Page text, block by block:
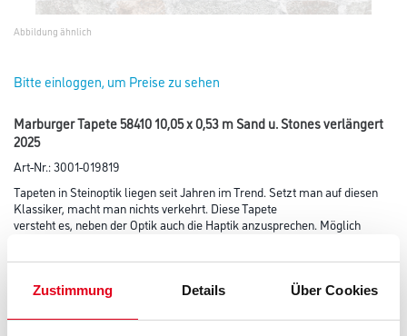
Zustimmung Details Über Cookies
Abbildung ähnlich
Bitte einloggen, um Preise zu sehen
Marburger Tapete 58410 10,05 x 0,53 m Sand u. Stones verlängert
2025
Art-Nr.:3001-019819
Tapeten in Steinoptik liegen seit Jahren im Trend. Setzt man auf diesen
Klassiker, macht man nichts verkehrt. Diese Tapete
versteht es, neben der Optik auch die Haptik anzusprechen. Möglich
Einrichtungsstil des Industrial Chic kombiniert, macht sicher aber auch
Wohnzimmer. Auch Flur oder Küche werden aufgewertet. Der Clou ist